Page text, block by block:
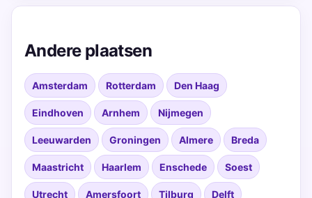
Andere plaatsen
Amsterdam Rotterdam Den Haag
Eindhoven Arnhem Nijmegen
Leeuwarden Groningen Almere Breda
Maastricht Haarlem Enschede Soest
Utrecht Amersfoort Tilburg Delft